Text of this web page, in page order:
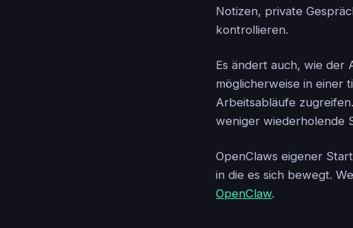
Notizen, private
kontrollieren.
Es ändert auch, wie der
möglicherweise in einer
Arbeitsabläufe
weniger wiederholende
OpenClaws eigener
in die es sich bewegt.
OpenClaw.